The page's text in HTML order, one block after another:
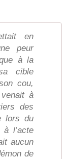
en
peur
à la
cible
cou,
à
des
lors du
l’acte
aucun
de